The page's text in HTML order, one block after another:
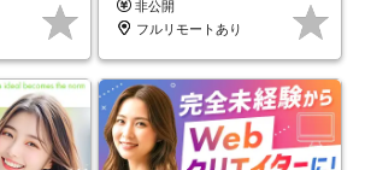
非公開
フルリモートあり